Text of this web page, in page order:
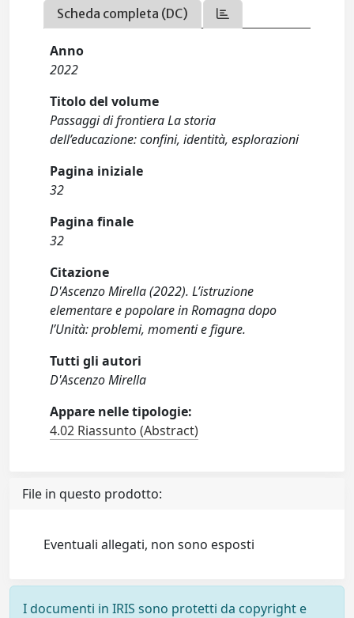
Scheda completa (DC)
Anno
2022
Titolo del volume
Passaggi di frontiera La storia
dell’educazione: confini, identità, esplorazioni
Pagina iniziale
32
Pagina finale
32
Citazione
D'Ascenzo Mirella (2022). L’istruzione
elementare e popolare in Romagna dopo
l’Unità: problemi, momenti e figure.
Tutti gli autori
D'Ascenzo Mirella
Appare nelle tipologie:
4.02 Riassunto (Abstract)
File in questo prodotto:
Eventuali allegati, non sono esposti
I documenti in IRIS sono protetti da copyright e